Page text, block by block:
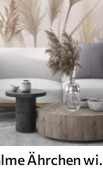
Hohe beige